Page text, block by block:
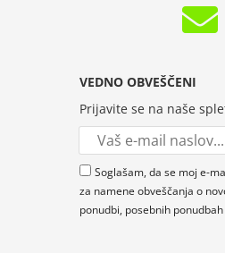
VEDNO OBVEŠČENI
Prijavite se na naše
Soglašam, da se moj e-
za namene obveščanja o
ponudbi, posebnih